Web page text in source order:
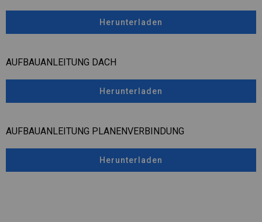
Herunterladen
AUFBAUANLEITUNG DACH
Herunterladen
AUFBAUANLEITUNG PLANENVERBINDUNG
Herunterladen